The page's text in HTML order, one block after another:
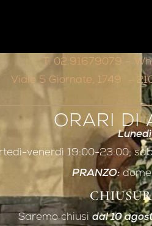
T. 02.91679079 –
Viale 5 Giornate, 1749 –
ORARI DI
Lunedì
venerdì 19:00-23:00;
PRANZO:
Saremo chiusidal 10